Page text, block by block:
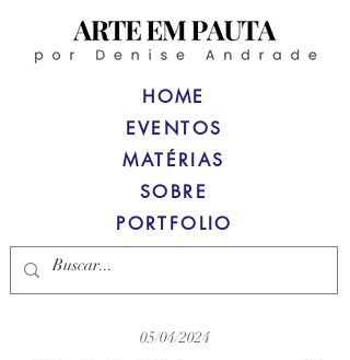
HOME
MATÉRIAS
SOBRE
PORTFOLIO
EVENTOS
05/04/2024